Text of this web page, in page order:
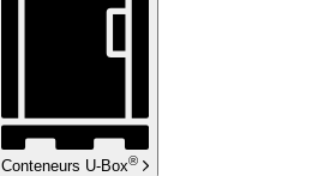
Conteneurs U-Box®